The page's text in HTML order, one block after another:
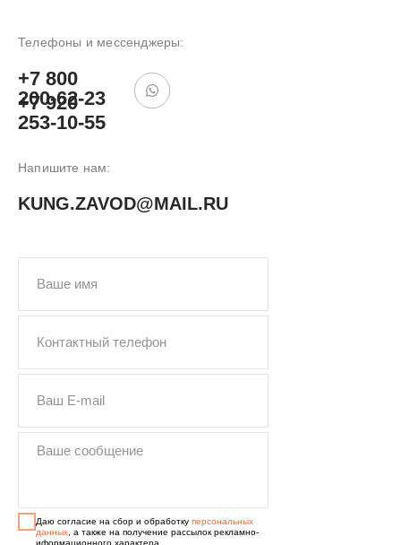
Телефоны и мессенджеры:
+7 800
200-62-23
+7 920
253-10-55
Напишите нам:
KUNG.ZAVOD@MAIL.RU
Даю согласие на сбор и обработку персональных
данных , а также на получение рассылок рекламно-
иформационного характера